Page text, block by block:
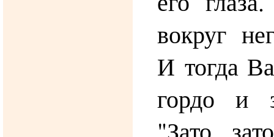
вокруг
И тогда
гордо и